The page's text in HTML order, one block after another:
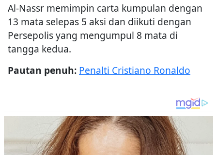
Al-Nassr memimpin carta kumpulan dengan
13 mata selepas 5 aksi dan diikuti dengan
Persepolis yang mengumpul 8 mata di
tangga kedua.
Pautan penuh: Penalti Cristiano Ronaldo